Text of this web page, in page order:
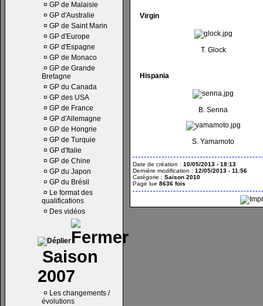
¤ GP de Malaisie
¤ GP d'Australie
¤ GP de Saint Marin
¤ GP d'Europe
¤ GP d'Espagne
¤ GP de Monaco
¤ GP de Grande
Bretagne
¤ GP du Canada
¤ GP des USA
¤ GP de France
¤ GP d'Allemagne
¤ GP de Hongrie
¤ GP de Turquie
¤ GP d'Italie
¤ GP de Chine
¤ GP du Japon
¤ GP du Brésil
¤ Le format des
qualifications
¤ Des vidéos
Saison
2007
¤ Les changements /
évolutions
Virgin
T. Glock
Hispania
B. Senna
S. Yamamoto
Date de création : 10/05/2013 - 18:13
Dernière modification : 12/05/2013 - 11:56
Catégorie : Saison 2010
Page lue 8636 fois